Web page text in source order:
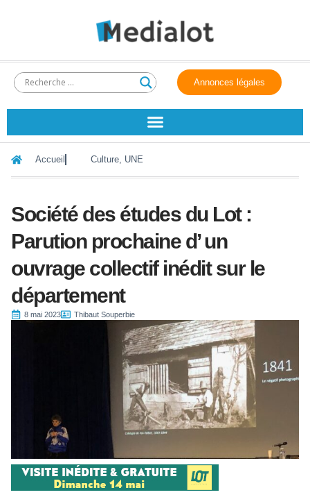
Annonces légales
Accueil Culture, UNE
Société des études du Lot :
Parution prochaine d’ un
ouvrage collectif inédit sur le
département
8 mai 2023 Thibaut Souperbie